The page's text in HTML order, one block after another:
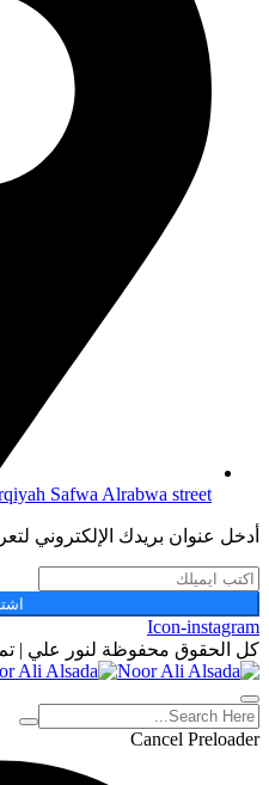
Safwa Alrabwa street
أدخل عنوان بريدك الإلكتروني
Icon-instagram
كل الحقوق محفوظة لنور علي |
Cancel Preloader